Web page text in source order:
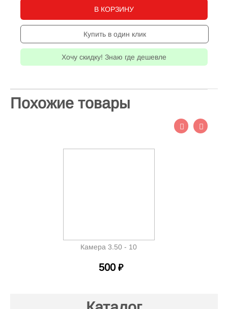
В КОРЗИНУ
Купить в один клик
Хочу скидку! Знаю где дешевле
Похожие товары
Камера 3.50 - 10
500 ₽